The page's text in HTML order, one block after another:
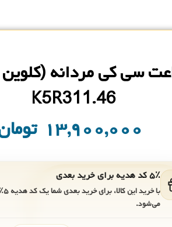
سی کی مردانه (کلوین
K5R311.‎46
۱۳,۹۰۰,۰۰۰
۵٪ کد هدیه برای خرید بعدی
با خرید این کالا، برای خرید بعدی شما یک کد هدیه۵٪
می‌شود.